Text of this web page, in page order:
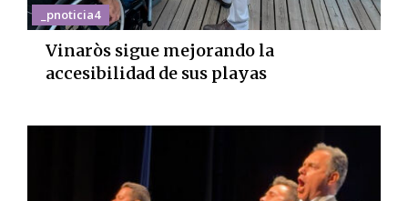
_pnoticia4
Vinaròs sigue mejorando la
accesibilidad de sus playas